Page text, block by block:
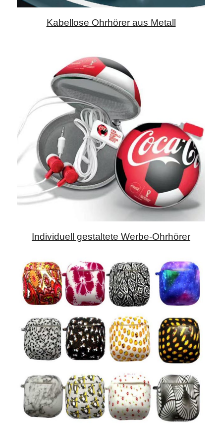
Kabellose Ohrhörer aus Metall
Individuell gestaltete Werbe-Ohrhörer